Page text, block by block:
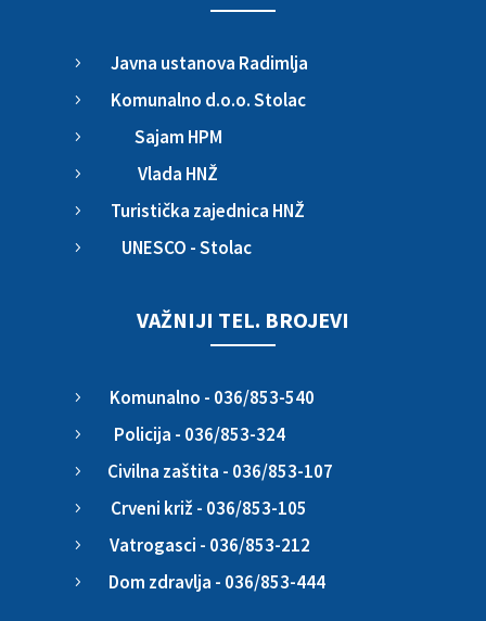
5 Javna ustanova Radimlja
5 Komunalno d.o.o. Stolac
5 Sajam HPM
5 Vlada HNŽ
5 Turistička zajednica HNŽ
5 UNESCO - Stolac
VAŽNIJI TEL. BROJEVI
5 Komunalno - 036/853-540
5 Policija - 036/853-324
5 Civilna zaštita - 036/853-107
5 Crveni križ - 036/853-105
5 Vatrogasci - 036/853-212
5 Dom zdravlja - 036/853-444